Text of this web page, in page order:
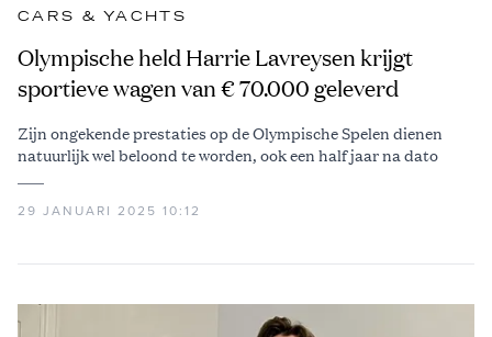
CARS & YACHTS
Olympische held Harrie Lavreysen krijgt
sportieve wagen van € 70.000 geleverd
Zijn ongekende prestaties op de Olympische Spelen dienen
natuurlijk wel beloond te worden, ook een half jaar na dato
29 JANUARI 2025 10:12